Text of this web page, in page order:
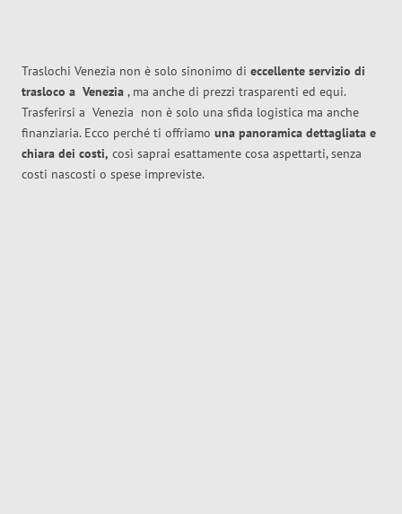
Traslochi Venezia non è solo sinonimo di eccellente servizio di
trasloco a Venezia , ma anche di prezzi trasparenti ed equi.
Trasferirsi a Venezia non è solo una sfida logistica ma anche
finanziaria. Ecco perché ti offriamo una panoramica dettagliata e
chiara dei costi, così saprai esattamente cosa aspettarti, senza
costi nascosti o spese impreviste.